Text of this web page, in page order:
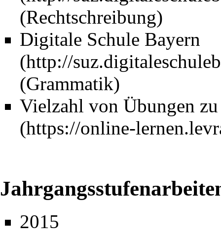
(Rechtschreibung)
Digitale Schule Bayern
(Grammatik)
Vielzahl von Übungen
2015